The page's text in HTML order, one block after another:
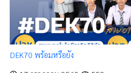
DEK70 พร้อมหรือยัง